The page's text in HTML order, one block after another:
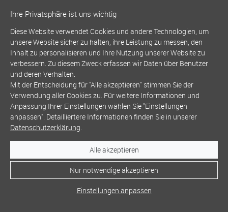
Ihre Privatsphäre ist uns wichtig
Diese Website verwendet Cookies und andere Technologien, um
unsere Website sicher zu halten, ihre Leistung zu messen, den
Inhalt zu personalisieren und Ihre Nutzung unserer Website zu
verbessern. Zu diesem Zweck erfassen wir Daten über Benutzer
und deren Verhalten.
Mit der Entscheidung für "Alle akzeptieren" stimmen Sie der
Verwendung aller Cookies zu. Für weitere Informationen und
Anpassung Ihrer Einstellungen wählen Sie "Einstellungen
anpassen". Detailliertere Informationen finden Sie in unserer
Datenschutzerklärung.
Alle akzeptieren
Nur notwendige akzeptieren
Einstellungen anpassen